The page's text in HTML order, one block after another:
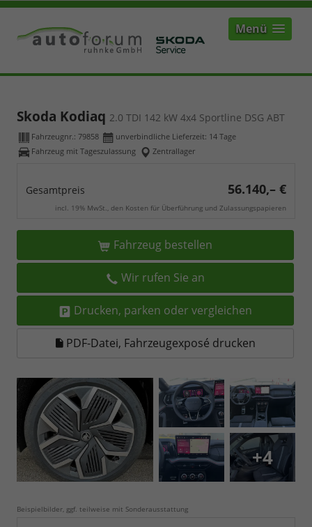
Menü
Skoda Kodiaq 2.0 TDI 142 kW 4x4 Sportline DSG ABT
Fahrzeugnr.: 79858 unverbindliche Lieferzeit: 14 Tage
Fahrzeug mit Tageszulassung
Zentrallager
Gesamtpreis 56.140,– €
incl. 19% MwSt., den Kosten für Überführung und Zulassungspapieren
Fahrzeug bestellen
Wir rufen Sie an
Drucken, parken oder vergleichen
PDF-Datei, Fahrzeugexposé drucken
+4
Beispielbilder, ggf. teilweise mit Sonderausstattung